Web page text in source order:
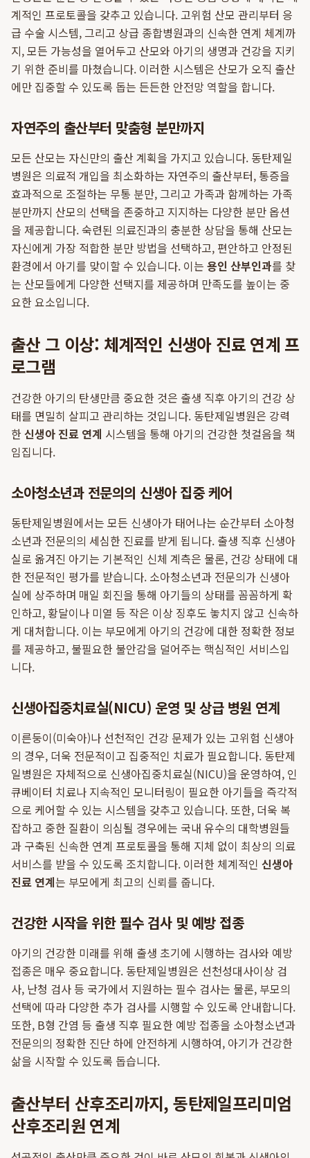
계적인 프로토콜을 갖추고 있습니다. 고위험 산모 관리부터 응
급 수술 시스템, 그리고 상급 종합병원과의 신속한 연계 체계까
지, 모든 가능성을 열어두고 산모와 아기의 생명과 건강을 지키
기 위한 준비를 마쳤습니다. 이러한 시스템은 산모가 오직 출산
에만 집중할 수 있도록 돕는 든든한 안전망 역할을 합니다.
자연주의 출산부터 맞춤형 분만까지
모든 산모는 자신만의 출산 계획을 가지고 있습니다. 동탄제일
병원은 의료적 개입을 최소화하는 자연주의 출산부터, 통증을
효과적으로 조절하는 무통 분만, 그리고 가족과 함께하는 가족
분만까지 산모의 선택을 존중하고 지지하는 다양한 분만 옵션
을 제공합니다. 숙련된 의료진과의 충분한 상담을 통해 산모는
자신에게 가장 적합한 분만 방법을 선택하고, 편안하고 안정된
환경에서 아기를 맞이할 수 있습니다. 이는 용인 산부인과를 찾
는 산모들에게 다양한 선택지를 제공하며 만족도를 높이는 중
요한 요소입니다.
출산 그 이상: 체계적인 신생아 진료 연계 프
로그램
건강한 아기의 탄생만큼 중요한 것은 출생 직후 아기의 건강 상
태를 면밀히 살피고 관리하는 것입니다. 동탄제일병원은 강력
한신생아 진료 연계 시스템을 통해 아기의 건강한 첫걸음을 책
임집니다.
소아청소년과 전문의의 신생아 집중 케어
동탄제일병원에서는 모든 신생아가 태어나는 순간부터 소아청
소년과 전문의의 세심한 진료를 받게 됩니다. 출생 직후 신생아
실로 옮겨진 아기는 기본적인 신체 계측은 물론, 건강 상태에 대
한 전문적인 평가를 받습니다. 소아청소년과 전문의가 신생아
실에 상주하며 매일 회진을 통해 아기들의 상태를 꼼꼼하게 확
인하고, 황달이나 미열 등 작은 이상 징후도 놓치지 않고 신속하
게 대처합니다. 이는 부모에게 아기의 건강에 대한 정확한 정보
를 제공하고, 불필요한 불안감을 덜어주는 핵심적인 서비스입
니다.
신생아집중치료실(NICU) 운영 및 상급 병원 연계
이른둥이(미숙아)나 선천적인 건강 문제가 있는 고위험 신생아
의 경우, 더욱 전문적이고 집중적인 치료가 필요합니다. 동탄제
일병원은 자체적으로 신생아집중치료실(NICU)을 운영하여, 인
큐베이터 치료나 지속적인 모니터링이 필요한 아기들을 즉각적
으로 케어할 수 있는 시스템을 갖추고 있습니다. 또한, 더욱 복
잡하고 중한 질환이 의심될 경우에는 국내 유수의 대학병원들
과 구축된 신속한 연계 프로토콜을 통해 지체 없이 최상의 의료
서비스를 받을 수 있도록 조치합니다. 이러한 체계적인 신생아
진료 연계는 부모에게 최고의 신뢰를 줍니다.
건강한 시작을 위한 필수 검사 및 예방 접종
아기의 건강한 미래를 위해 출생 초기에 시행하는 검사와 예방
접종은 매우 중요합니다. 동탄제일병원은 선천성대사이상 검
사, 난청 검사 등 국가에서 지원하는 필수 검사는 물론, 부모의
선택에 따라 다양한 추가 검사를 시행할 수 있도록 안내합니다.
또한, B형 간염 등 출생 직후 필요한 예방 접종을 소아청소년과
전문의의 정확한 진단 하에 안전하게 시행하여, 아기가 건강한
삶을 시작할 수 있도록 돕습니다.
출산부터 산후조리까지, 동탄제일프리미엄
산후조리원 연계